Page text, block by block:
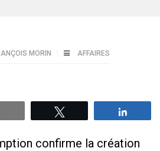
MORIN
AFFAIRES
confirme la création